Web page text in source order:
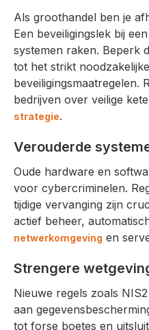
Als groothandel ben je
Een beveiligingslek bij
systemen raken. Beperk
tot het strikt
beveiligingsmaatregelen.
bedrijven over veilige
strategie.
Verouderde
Oude hardware en
voor cybercriminelen.
tijdige vervanging zijn
actief beheer,
netwerkomgeving en
Strengere
Nieuwe regels zoals
aan
tot forse boetes en